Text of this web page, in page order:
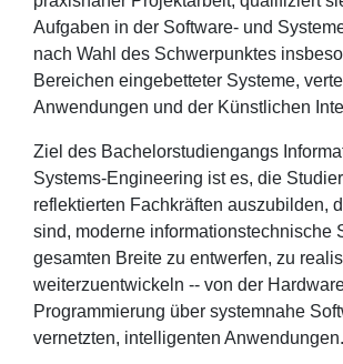
Aufgaben in der Software- und
nach Wahl des Schwerpunktes
Bereichen eingebetteter Systeme,
Anwendungen und der Künstlichen
Ziel des Bachelorstudiengangs
Systems-Engineering ist es, die
reflektierten Fachkräften auszubilden,
sind, moderne informationstechnische
gesamten Breite zu entwerfen, zu
weiterzuentwickeln -- von der
Programmierung über systemnahe
vernetzten, intelligenten Anwendungen.